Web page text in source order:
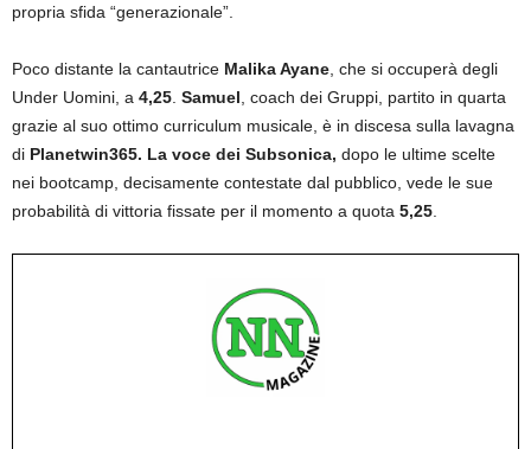
propria sfida “generazionale”.
Poco distante la cantautrice Malika Ayane , che si occuperà degli
Under Uomini, a 4,25 Samuel , coach dei Gruppi, partito in quarta
grazie al suo ottimo curriculum musicale, è in discesa sulla lavagna
di Planetwin365. La voce dei Subsonica, dopo le ultime scelte
nei bootcamp, decisamente contestate dal pubblico, vede le sue
probabilità di vittoria fissate per il momento a quota 5,25